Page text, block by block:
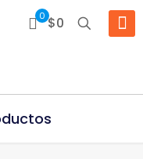
0 $0